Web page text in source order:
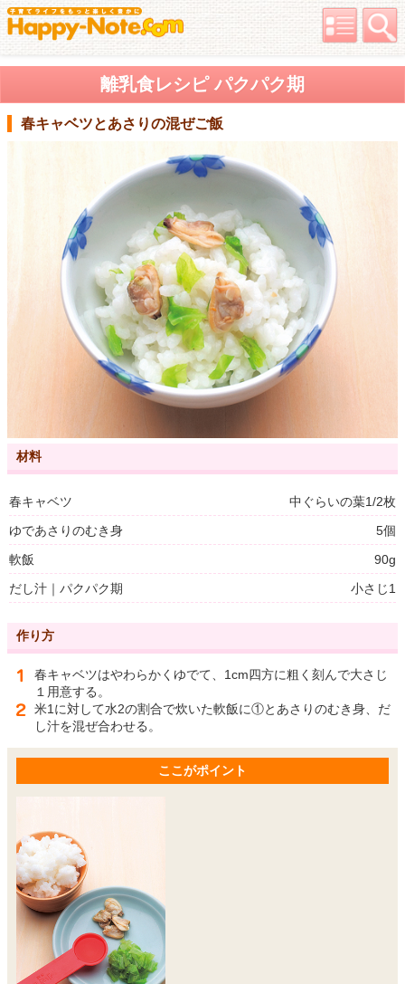
離乳食レシピ パクパク期
春キャベツとあさりの混ぜご飯
材料
春キャベツ
中ぐらいの葉1/2枚
ゆであさりのむき身
5個
軟飯
90g
だし汁｜パクパク期
小さじ1
作り方
春キャベツはやわらかくゆでて、1cm四方に粗く刻んで大さじ
１用意する。
米1に対して水2の割合で炊いた軟飯に①とあさりのむき身、だ
し汁を混ぜ合わせる。
ここがポイント